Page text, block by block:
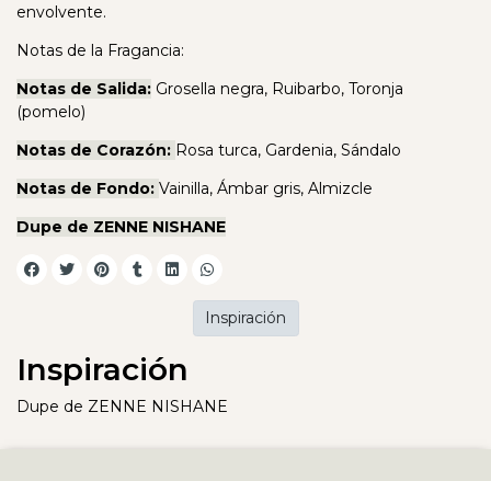
envolvente.
Notas de la Fragancia:
Notas de Salida: Grosella negra, Ruibarbo, Toronja
(pomelo)
Notas de Corazón: Rosa turca, Gardenia, Sándalo
Notas de Fondo: Vainilla, Ámbar gris, Almizcle
Dupe de ZENNE NISHANE
Inspiración
Dupe de ZENNE NISHANE
Inspiración